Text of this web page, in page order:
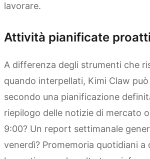
lavorare.
Attività pianificate
A differenza degli strumenti che
quando interpellati, Kimi Claw
secondo una pianificazione
riepilogo delle notizie di mercato
9:00? Un report settimanale
venerdì? Promemoria quotidiani a